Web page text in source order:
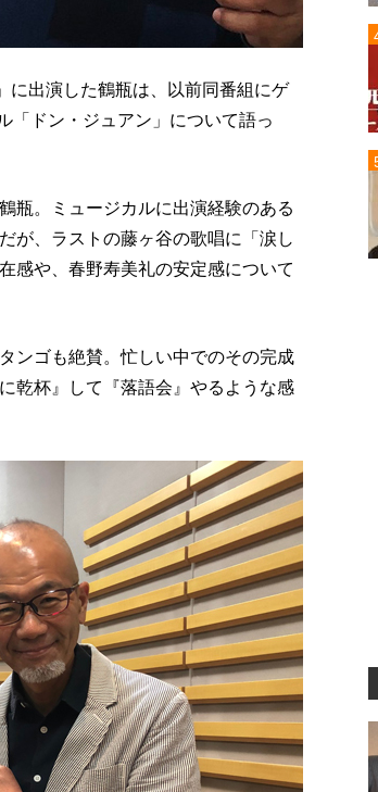
に出演した鶴瓶は、以前同番組にゲ
「ドン・ジュアン」について語っ
瓶。ミュージカルに出演経験のある
が、ラストの藤ヶ谷の歌唱に「涙し
感や、春野寿美礼の安定感について
ンゴも絶賛。忙しい中でのその完成
乾杯』して『落語会』やるような感